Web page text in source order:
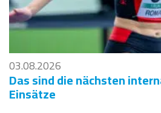
03.08.2026
Das sind die nächsten
Einsätze